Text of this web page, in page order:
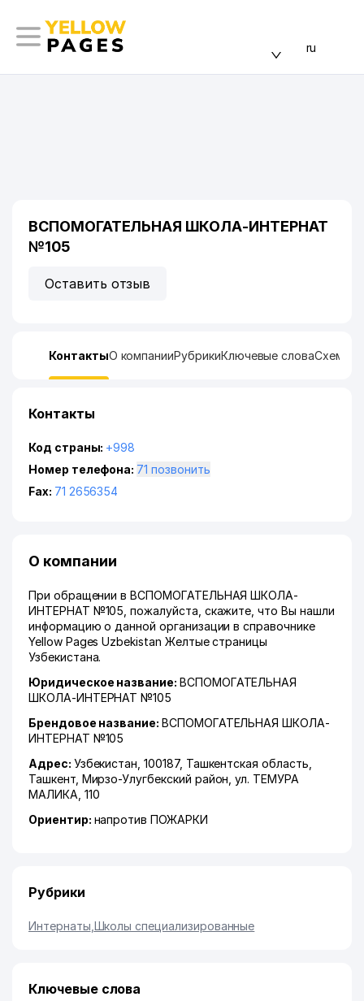
ru
ВСПОМОГАТЕЛЬНАЯ ШКОЛА-ИНТЕРНАТ
№105
Оставить отзыв
КонтактыО компанииРубрикиКлючевые словаСхема
Контакты
Код страны: +998
Номер телефона:
71 позвонить
Fax: 71 2656354
О компании
При обращении в ВСПОМОГАТЕЛЬНАЯ ШКОЛА-
ИНТЕРНАТ №105, пожалуйста, скажите, что Вы нашли
информацию о данной организации в справочнике
Yellow Pages Uzbekistan Желтые страницы
Узбекистана.
Юридическое название: ВСПОМОГАТЕЛЬНАЯ
ШКОЛА-ИНТЕРНАТ №105
Брендовое название: ВСПОМОГАТЕЛЬНАЯ ШКОЛА-
ИНТЕРНАТ №105
Адрес: Узбекистан, 100187, Ташкентская область
Ташкент, Мирзо-Улугбекский район ,ул. ТЕМУРА
МАЛИКА , 110
Ориентир: напротив ПОЖАРКИ
Рубрики
Интернаты Школы специализированные
Ключевые слова